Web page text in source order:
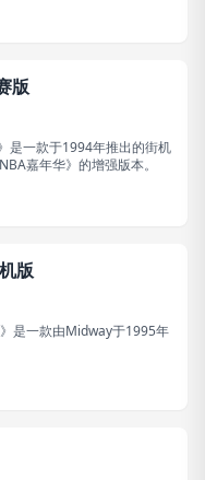
版
是一款于1994年推出的街机
嘉年华》的增强版本。
版
》是一款由Midway于1995年